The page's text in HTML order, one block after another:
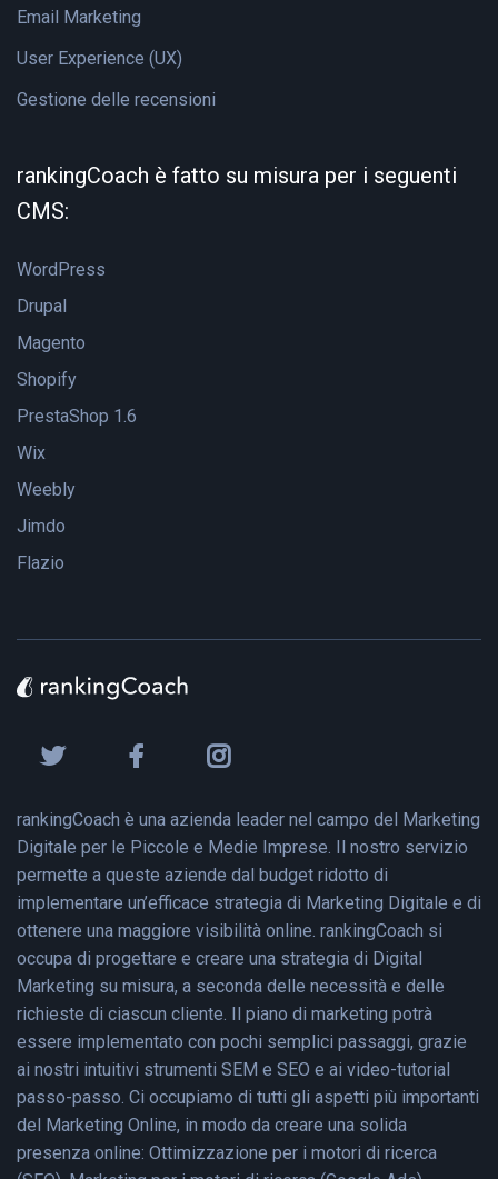
Email Marketing
User Experience (UX)
Gestione delle recensioni
rankingCoach è fatto su misura per i seguenti
CMS:
WordPress
Drupal
Magento
Shopify
PrestaShop 1.6
Wix
Weebly
Jimdo
Flazio
rankingCoach è una azienda leader nel campo del Marketing
Digitale per le Piccole e Medie Imprese. Il nostro servizio
permette a queste aziende dal budget ridotto di
implementare un’efficace strategia di Marketing Digitale e di
ottenere una maggiore visibilità online. rankingCoach si
occupa di progettare e creare una strategia di Digital
Marketing su misura, a seconda delle necessità e delle
richieste di ciascun cliente. Il piano di marketing potrà
essere implementato con pochi semplici passaggi, grazie
ai nostri intuitivi strumenti SEM e SEO e ai video-tutorial
passo-passo. Ci occupiamo di tutti gli aspetti più importanti
del Marketing Online, in modo da creare una solida
presenza online: Ottimizzazione per i motori di ricerca